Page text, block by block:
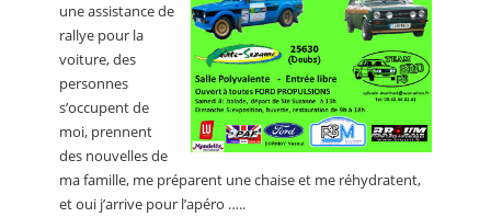
une assistance de
rallye pour la
voiture, des
personnes
s’occupent de
moi, prennent
des nouvelles de
ma famille, me préparent une chaise et me réhydratent,
et oui j’arrive pour l’apéro …..